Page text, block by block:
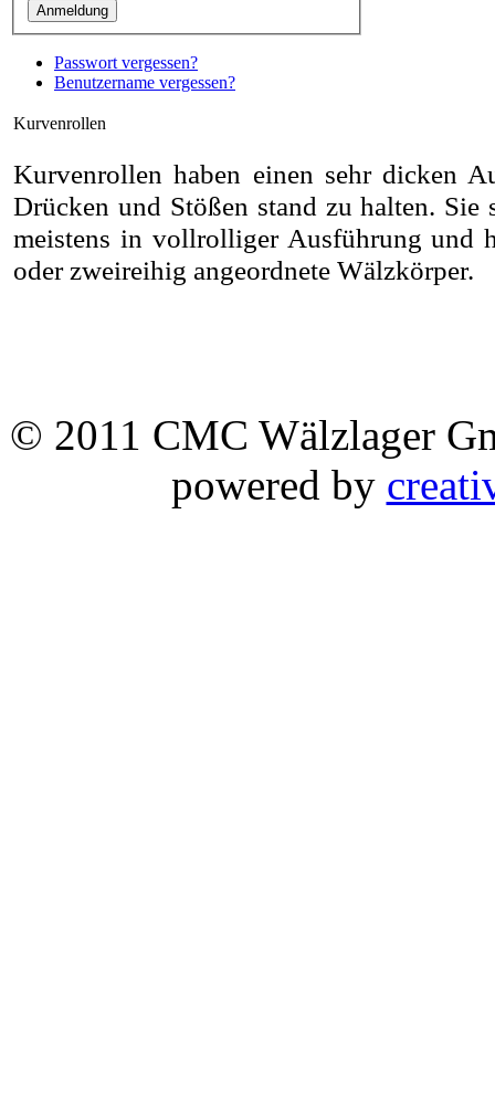
Passwort vergessen?
Benutzername vergessen?
Kurvenrollen
Kurvenrollen haben einen sehr dicken
Drücken und Stößen stand zu halten.
meistens in vollrolliger Ausführung und
oder zweireihig angeordnete Wälzkörper.
© 2011 CMC Wälzlager
powered by